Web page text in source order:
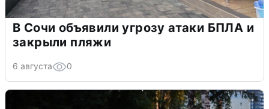
В Сочи объявили угрозу атаки БПЛА и
закрыли пляжи
6 августа 0